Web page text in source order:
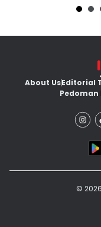
About UsEditorial
Pedoman
©